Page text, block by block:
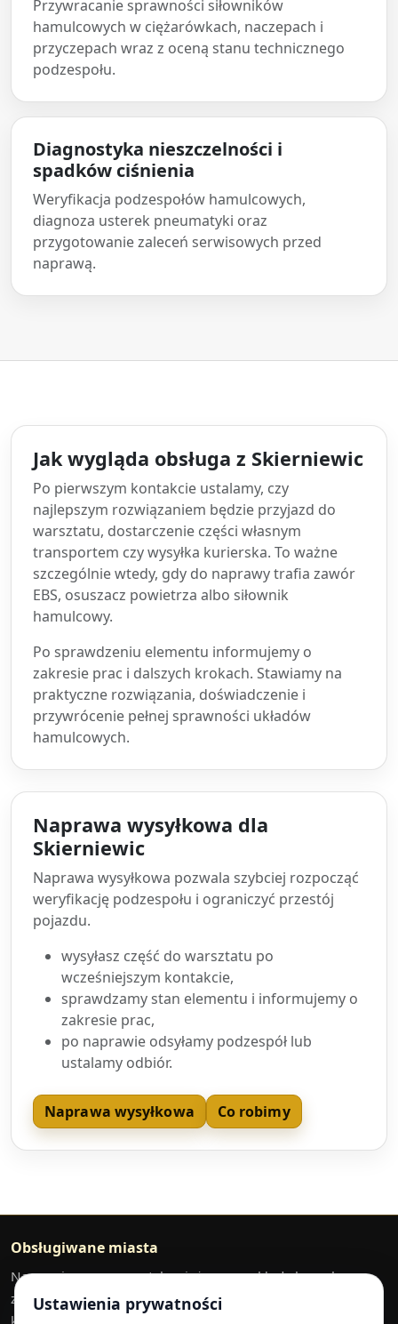
Przywracanie sprawności siłowników
hamulcowych w ciężarówkach, naczepach i
przyczepach wraz z oceną stanu technicznego
podzespołu.
Diagnostyka nieszczelności i
spadków ciśnienia
Weryfikacja podzespołów hamulcowych,
diagnoza usterek pneumatyki oraz
przygotowanie zaleceń serwisowych przed
naprawą.
Jak wygląda obsługa z Skierniewic
Po pierwszym kontakcie ustalamy, czy
najlepszym rozwiązaniem będzie przyjazd do
warsztatu, dostarczenie części własnym
transportem czy wysyłka kurierska. To ważne
szczególnie wtedy, gdy do naprawy trafia zawór
EBS, osuszacz powietrza albo siłownik
hamulcowy.
Po sprawdzeniu elementu informujemy o
zakresie prac i dalszych krokach. Stawiamy na
praktyczne rozwiązania, doświadczenie i
przywrócenie pełnej sprawności układów
hamulcowych.
Naprawa wysyłkowa dla
Skierniewic
Naprawa wysyłkowa pozwala szybciej rozpocząć
weryfikację podzespołu i ograniczyć przestój
pojazdu.
wysyłasz część do warsztatu po
wcześniejszym kontakcie,
sprawdzamy stan elementu i informujemy o
zakresie prac,
po naprawie odsyłamy podzespół lub
ustalamy odbiór.
Naprawa wysyłkowa Co robimy
Obsługiwane miasta
Naprawiamy pneumatykę ciężarową, układy hamulcowe,
zawory EBS, osuszacze powietrza i siłowniki hamulcowe dla
klientów z regionu. Części można dostarczyć do warsztatu
Ustawienia prywatności